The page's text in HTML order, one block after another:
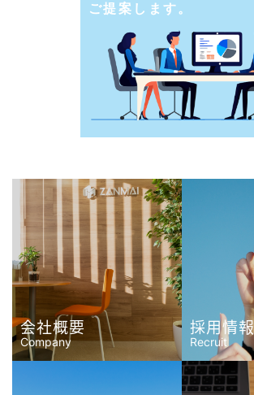
ご提案します。
会社概要
Company
採用情報
Recruit